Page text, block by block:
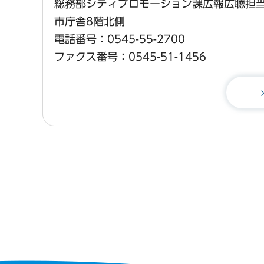
総務部シティプロモーション課広報広聴担
市庁舎8階北側
電話番号：0545-55-2700
ファクス番号：0545-51-1456